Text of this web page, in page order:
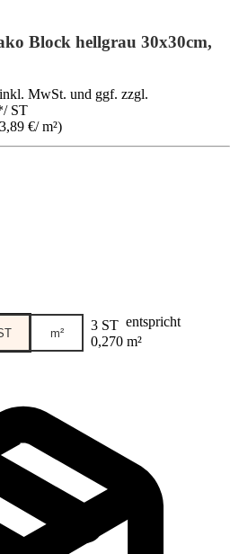
Block hellgrau 30x30cm,
MwSt. und ggf. zzgl.
/ ST
€/ m²)
m² 3 ST entspricht
0,270 m²